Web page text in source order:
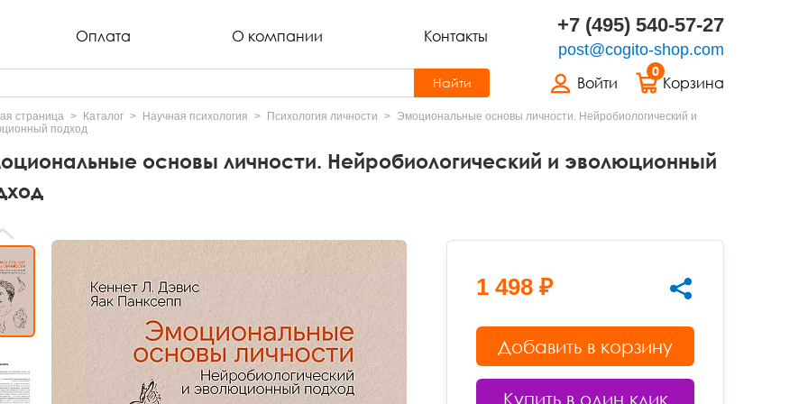
Оплата О компании Контакты +7 (495) 540-57-27
post@cogito-shop.com
Войти
0
Корзина
Найти
страница Каталог Научная психология Психология личности
Эмоциональные основы личности. Нейробиологический и
подход
основы личности. Нейробиологический и эволюционный
1 498 ₽
Добавить в корзину
Купить в один клик